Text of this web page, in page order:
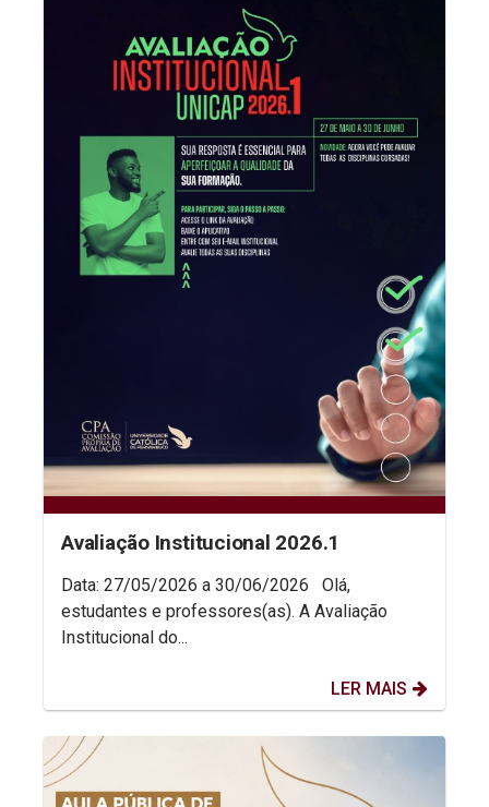
Avaliação Institucional 2026.1
Data: 27/05/2026 a 30/06/2026 Olá,
estudantes e professores(as). A Avaliação
Institucional do...
LER MAIS